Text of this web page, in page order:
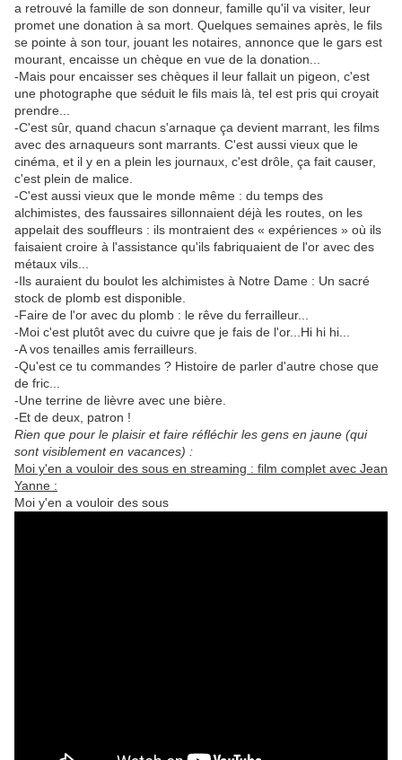
a retrouvé la famille de son donneur, famille qu'il va visiter, leur
promet une donation à sa mort. Quelques semaines après, le fils
se pointe à son tour, jouant les notaires, annonce que le gars est
mourant, encaisse un chèque en vue de la donation...
-Mais pour encaisser ses chèques il leur fallait un pigeon, c'est
une photographe que séduit le fils mais là, tel est pris qui croyait
prendre...
-C'est sûr, quand chacun s'arnaque ça devient marrant, les films
avec des arnaqueurs sont marrants. C'est aussi vieux que le
cinéma, et il y en a plein les journaux, c'est drôle, ça fait causer,
c'est plein de malice.
-C'est aussi vieux que le monde même : du temps des
alchimistes, des faussaires sillonnaient déjà les routes, on les
appelait des souffleurs : ils montraient des « expériences » où ils
faisaient croire à l'assistance qu'ils fabriquaient de l'or avec des
métaux vils...
-Ils auraient du boulot les alchimistes à Notre Dame : Un sacré
stock de plomb est disponible.
-Faire de l'or avec du plomb : le rêve du ferrailleur...
-Moi c'est plutôt avec du cuivre que je fais de l'or...Hi hi hi...
-A vos tenailles amis ferrailleurs.
-Qu'est ce tu commandes ? Histoire de parler d'autre chose que
de fric...
-Une terrine de lièvre avec une bière.
-Et de deux, patron !
Rien que pour le plaisir et faire réfléchir les gens en jaune (qui
sont visiblement en vacances) :
Moi y'en a vouloir des sous en streaming : film complet avec Jean
Yanne :
Moi y'en a vouloir des sous